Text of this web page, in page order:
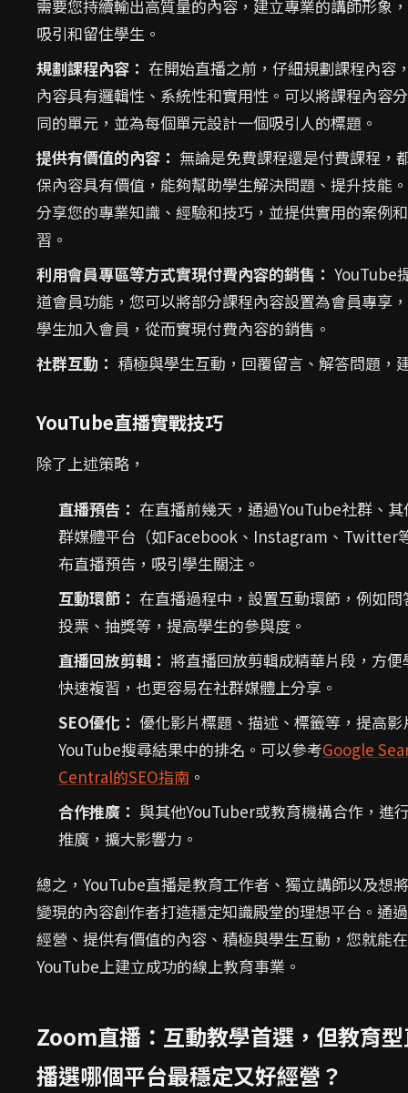
需要您持續輸出高質量的內容，建立專業的講師形象
吸引和留住學生。
規劃課程內容： 在開始直播之前，仔細規劃課程內容
內容具有邏輯性、系統性和實用性。可以將課程內容
同的單元，並為每個單元設計一個吸引人的標題。
提供有價值的內容： 無論是免費課程還是付費課程，
保內容具有價值，能夠幫助學生解決問題、提升技能
分享您的專業知識、經驗和技巧，並提供實用的案例
習。
利用會員專區等方式實現付費內容的銷售： YouTube
道會員功能，您可以將部分課程內容設置為會員專享
學生加入會員，從而實現付費內容的銷售。
社群互動： 積極與學生互動，回覆留言、解答問題，
YouTube直播實戰技巧
除了上述策略，
直播預告： 在直播前幾天，通過YouTube社群、其
群媒體平台（如Facebook、Instagram、Twitter
布直播預告，吸引學生關注。
互動環節： 在直播過程中，設置互動環節，例如問
投票、抽獎等，提高學生的參與度。
直播回放剪輯： 將直播回放剪輯成精華片段，方便
快速複習，也更容易在社群媒體上分享。
SEO優化： 優化影片標題、描述、標籤等，提高影
YouTube搜尋結果中的排名。可以參考Google
Central的SEO指南 。
合作推廣： 與其他YouTuber或教育機構合作，進
推廣，擴大影響力。
總之，YouTube直播是教育工作者、獨立講師以及想
變現的內容創作者打造穩定知識殿堂的理想平台。通
經營、提供有價值的內容、積極與學生互動，您就能在
YouTube上建立成功的線上教育事業。
Zoom直播：互動教學首選，但教育
播選哪個平台最穩定又好經營？